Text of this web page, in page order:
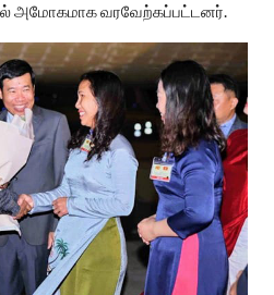
அமோகமாக வரவேற்கப்பட்டனர்.